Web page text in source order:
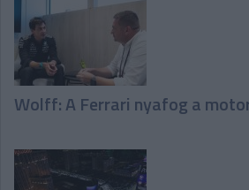
Wolff: A Ferrari nyafog a